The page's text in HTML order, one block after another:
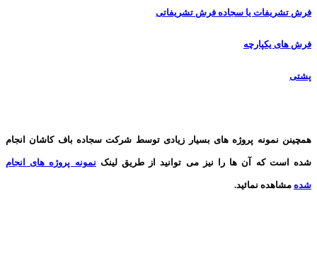
فرش تشریفات یا سجاده فرش تشریفاتی
فرش های یکپارچه
پشتی
همچینن نمونه پروژه های بسیار زیادی توسط شرکت سجاده باف کاشان انجام
شده است که آن ها را نیز می توانید از طریق لینک نمونه پروژه های انجام
شده مشاهده نمائید.